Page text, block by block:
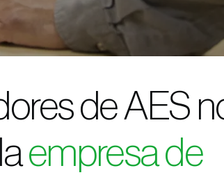
de AES
empresa de